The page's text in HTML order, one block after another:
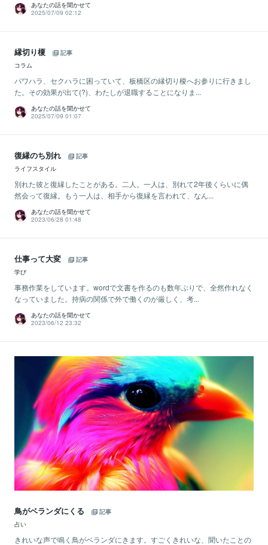
あなたの話を聞かせて
2025/07/09 02:12
縁切り榎
記事
コラム
パワハラ、セクハラに困っていて、板橋区の縁切り榎へお参りに行きまし
た。その効果が出て(?)、わたしが退職することになりま...
あなたの話を聞かせて
2025/07/09 01:07
復縁のち別れ
記事
ライフスタイル
別れた彼と復縁したことがある。二人。一人は、別れて2年後くらいに偶
然会って復縁。もう一人は、相手から復縁を言われて、なん...
あなたの話を聞かせて
2023/06/28 01:48
仕事って大変
記事
学び
事務作業をしています。wordで文書を作るのも数年ぶりで、全然作れなく
なっていました。持病の関係で外で働くのが厳しく、考...
あなたの話を聞かせて
2023/06/12 23:32
鳥がベランダにくる
記事
占い
きれいな声で鳴く鳥がベランダにきます。すごくきれいな、聞いたことの